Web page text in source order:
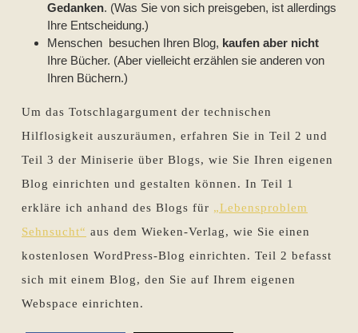
Gedanken. (Was Sie von sich preisgeben, ist allerdings
Ihre Entscheidung.)
Menschen besuchen Ihren Blog, kaufen aber nicht
Ihre Bücher. (Aber vielleicht erzählen sie anderen von
Ihren Büchern.)
Um das Totschlagargument der technischen
Hilflosigkeit auszuräumen, erfahren Sie in Teil 2 und
Teil 3 der Miniserie über Blogs, wie Sie Ihren eigenen
Blog einrichten und gestalten können. In Teil 1
erkläre ich anhand des Blogs für „Lebensproblem
Sehnsucht“ aus dem Wieken-Verlag, wie Sie einen
kostenlosen WordPress-Blog einrichten. Teil 2 befasst
sich mit einem Blog, den Sie auf Ihrem eigenen
Webspace einrichten.